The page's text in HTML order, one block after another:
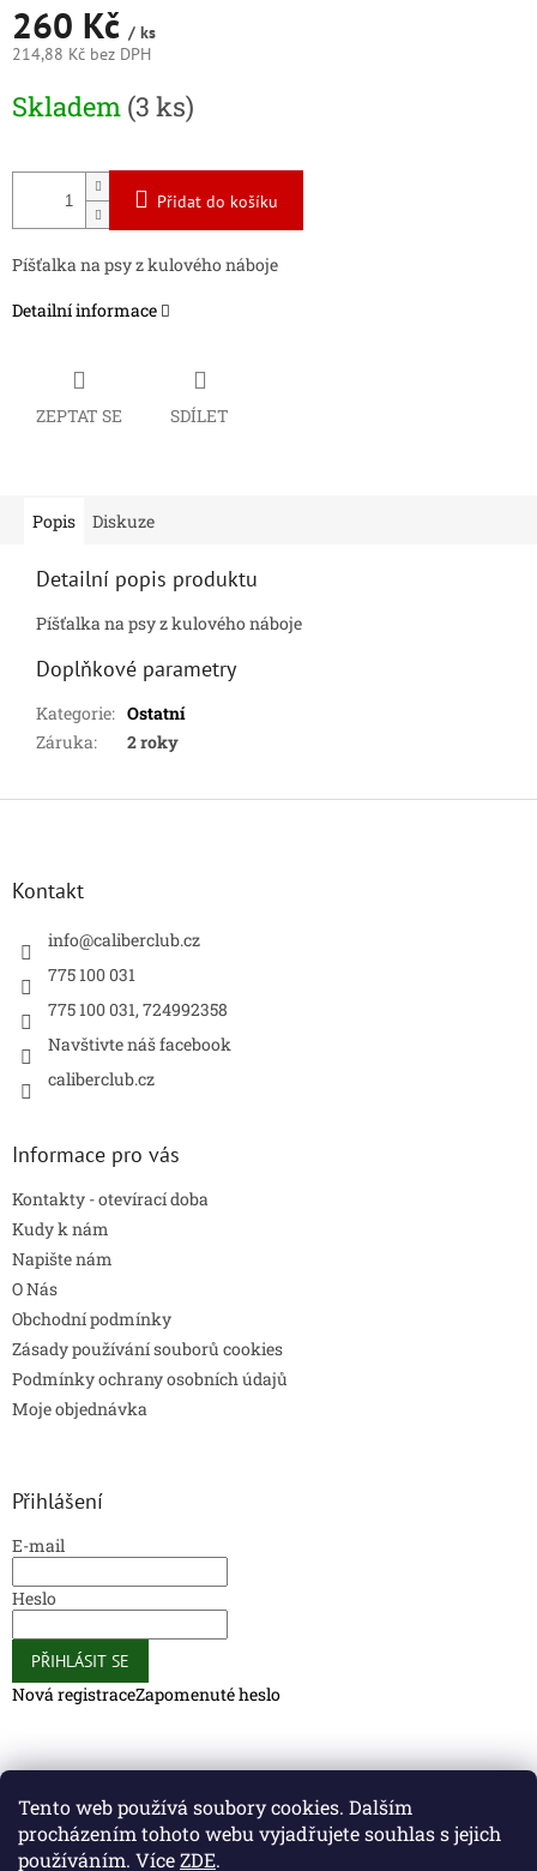
Tento web používá soubory cookies. Dalším
procházením tohoto webu vyjadřujete souhlas s jejich
používáním. VíceZDE.
260 Kč / ks
214,88 Kč bez DPH
cena:
Skladem (3 ks)
Přidat do košíku
Píšťalka na psy z kulového náboje
Detailní informace
ZEPTAT SE SDÍLET
Popis Diskuze
Detailní popis produktu
Píšťalka na psy z kulového náboje
Doplňkové parametry
Kategorie: Ostatní
Záruka: 2 roky
Z
Kontakt
info@caliberclub.cz
775 100 031
775 100 031, 724992358
Navštivte náš facebook
caliberclub.cz
Informace pro vás
Kontakty - otevírací doba
Kudy k nám
Napište nám
O Nás
Obchodní podmínky
Zásady používání souborů cookies
Podmínky ochrany osobních údajů
Moje objednávka
Přihlášení
E-mail
Heslo
PŘIHLÁSIT SE
Nová registraceZapomenuté heslo